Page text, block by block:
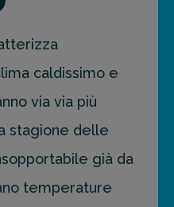
caldissimo e
via via più
stagione delle
già da
temperature